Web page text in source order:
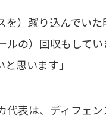
）蹴り込んでい
の）回収もして
思います」
表は、ディフェ